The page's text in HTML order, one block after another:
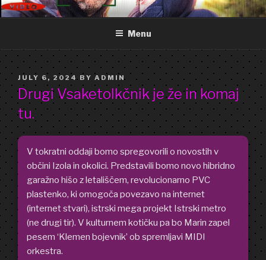
Skip
to
GOOD FREDDY
Art punk band from Izola Slovenia. We are just what you see.
Menu
POSTED
ON
JULY 6, 2024BY ADMIN
Drugi Vsaketolkčnik je že in komaj
tu.
V tokratni oddaji bomo spregovorili o novostih v
občini Izola in okolici. Predstavili bomo novo hibridno
garažno hišo z letališčem, revolucionarno PVC
plastenko, ki omogoča povezavo na internet
(internet stvari), istrski mega projekt Istrski metro
(ne drugi tir). V kulturnem kotičku pa bo Marin zapel
pesem ‘Klemen bojevnik’ ob spremljavi MIDI
orkestra.